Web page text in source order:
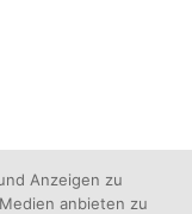
Anzeigen zu
anbieten zu